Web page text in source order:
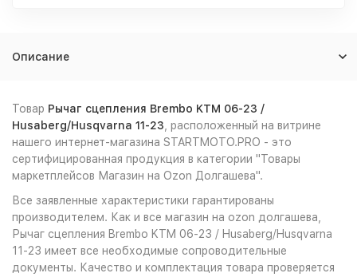
Описание
Товар Рычаг сцепления Brembo KTM 06-23 /
Husaberg/Husqvarna 11-23 , расположенный на витрине
нашего интернет-магазина STARTMOTO.PRO - это
сертифицированная продукция в категории "Товары
маркетплейсов Магазин на Ozon Долгашева".
Все заявленные характеристики гарантированы
производителем. Как и все магазин на ozon долгашева,
Рычаг сцепления Brembo KTM 06-23 / Husaberg/Husqvarna
11-23 имеет все необходимые сопроводительные
документы. Качество и комплектация товара проверяется